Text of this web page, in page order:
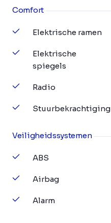
Comfort
Elektrische ramen
Elektrische
spiegels
Radio
Stuurbekrachtiging
Veiligheidssystemen
ABS
Airbag
Alarm